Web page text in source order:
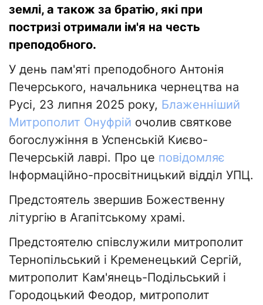
землі, а також за братію, які при
постризі отримали ім'я на честь
преподобного.
У день пам'яті преподобного Антонія
Печерського, начальника чернецтва на
Русі, 23 липня 2025 року, Блаженніший
Митрополит Онуфрій очолив святкове
богослужіння в Успенській Києво-
Печерській лаврі. Про це повідомляє
Інформаційно-просвітницький відділ УПЦ.
Предстоятель звершив Божественну
літургію в Агапітському храмі.
Предстоятелю співслужили митрополит
Тернопільський і Кременецький Сергій,
митрополит Кам'янець-Подільський і
Городоцький Феодор, митрополит